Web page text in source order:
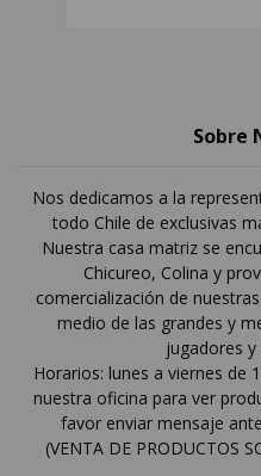
Sobre
Nos dedicamos a la
todo Chile de exclusivas
Nuestra casa matriz se
Chicureo, Colina y
comercialización de
medio de las grandes y
jugadores
Horarios: lunes a viernes de
nuestra oficina para ver
favor enviar mensaje
(VENTA DE PRODUCTOS